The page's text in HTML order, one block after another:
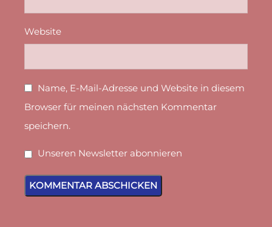
Website
Name, E-Mail-Adresse und Website in diesem
Browser für meinen nächsten Kommentar
speichern.
Unseren Newsletter abonnieren